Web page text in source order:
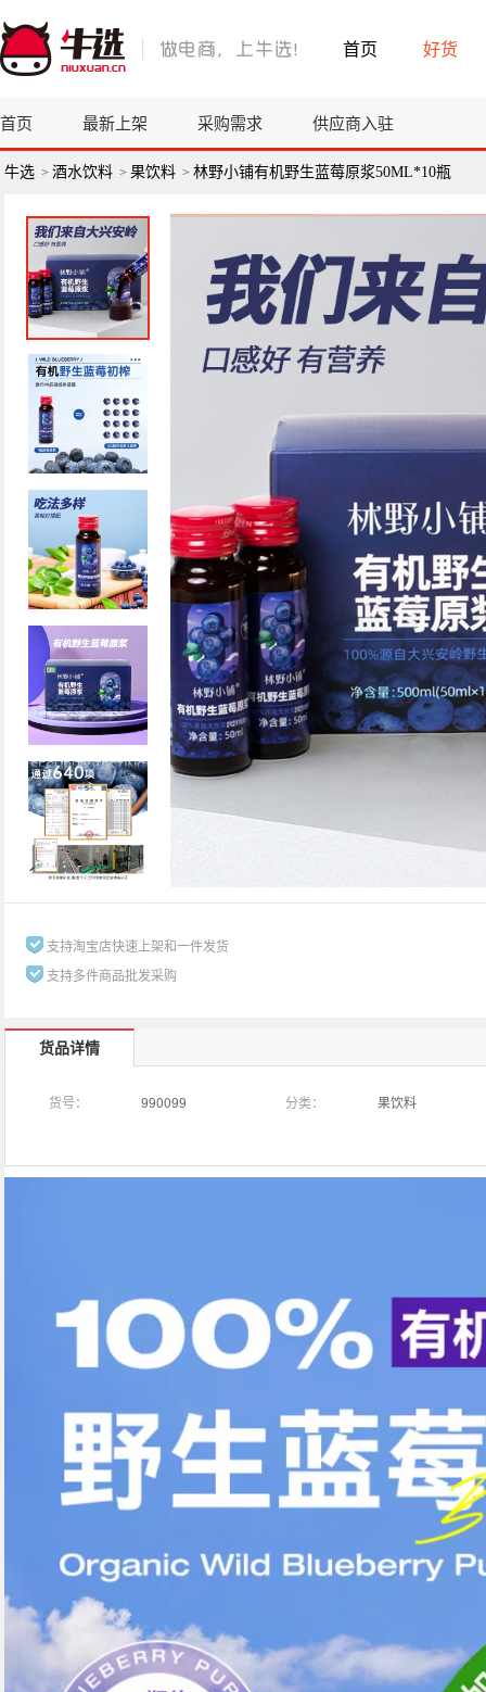
首页 好货
首页 最新上架 采购需求 供应商入驻
牛选 > 酒水饮料 > 果饮料 > 林野小铺有机野生蓝莓原浆50ML*10瓶
支持淘宝店快速上架和一件发货
支持多件商品批发采购
货品详情
货号： 990099 分类： 果饮料